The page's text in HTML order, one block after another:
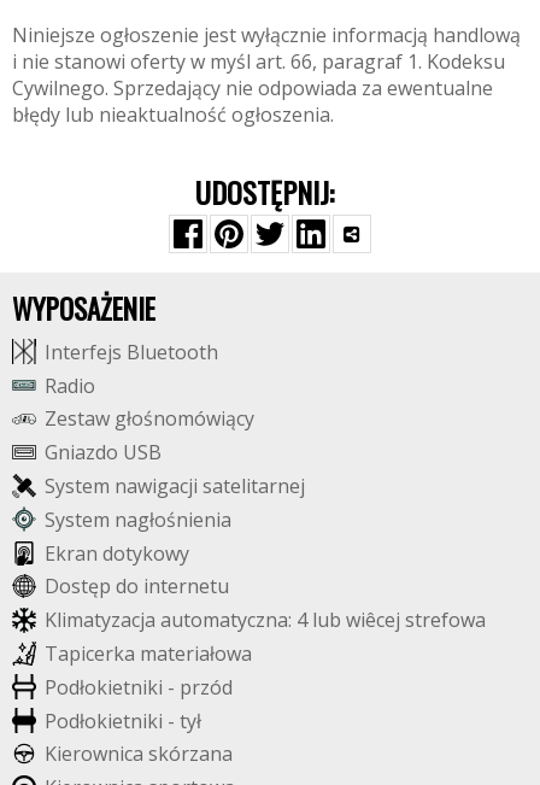
Niniejsze ogłoszenie jest wyłącznie informacją handlową
i nie stanowi oferty w myśl art. 66, paragraf 1. Kodeksu
Cywilnego. Sprzedający nie odpowiada za ewentualne
błędy lub nieaktualność ogłoszenia.
UDOSTĘPNIJ:
WYPOSAŻENIE
Interfejs Bluetooth
Radio
Zestaw głośnomówiący
Gniazdo USB
System nawigacji satelitarnej
System nagłośnienia
Ekran dotykowy
Dostęp do internetu
Klimatyzacja automatyczna: 4 lub wiêcej strefowa
Tapicerka materiałowa
Podłokietniki - przód
Podłokietniki - tył
Kierownica skórzana